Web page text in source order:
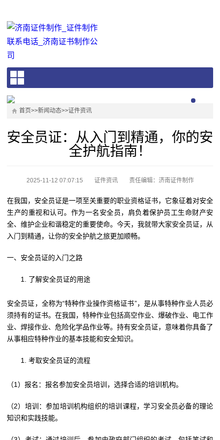
首页>>新闻动态>>证件资讯
安全员证：从入门到精通，你的安
全护航指南！
2025-11-12 07:07:15 证件资讯 责任编辑：济南证件制作
在我国，安全员证是一项至关重要的职业资格证书，它象征着对安全
生产的重视和认可。作为一名安全员，肩负着保护员工生命财产安
全、维护企业和谐稳定的重要使命。今天，我就带大家安全员证，从
入门到精通，让你的安全护航之旅更加顺畅。
一、安全员证的入门之路
了解安全员证的用途
安全员证，全称为“特种作业操作资格证书”，是从事特种作业人员必
须持有的证书。在我国，特种作业包括高空作业、爆破作业、电工作
业、焊接作业、危险化学品作业等。持有安全员证，意味着你具备了
从事相应特种作业的基本技能和安全知识。
考取安全员证的流程
（1）报名：报名参加安全员培训，选择合适的培训机构。
（2）培训：参加培训机构组织的培训课程，学习安全员必备的理论
知识和实践技能。